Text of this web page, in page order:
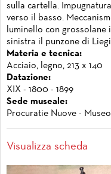
sulla cartella.
verso il basso.
luminello con grossolane
sinistra il punzone di
Materia e tecnica:
Acciaio, legno, 213 x 140
Datazione:
XIX - 1800 - 1899
Sede museale:
Procuratie Nuove -
Visualizza scheda